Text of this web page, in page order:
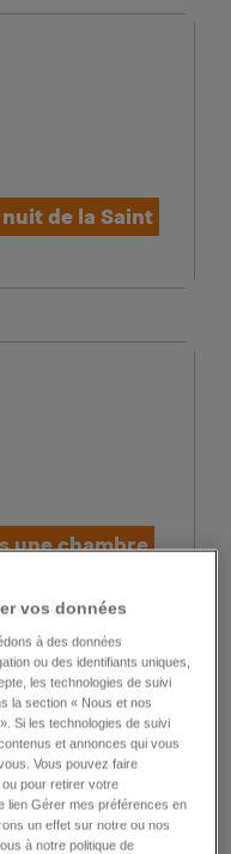
de la Saint
une chambre
vos données
à des données
ou des identifiants uniques,
les technologies de suivi
la section « Nous et nos
Si les technologies de suivi
et annonces qui vous
Vous pouvez faire
pour retirer votre
lien Gérer mes préférences en
un effet sur notre ou nos
à notre politique de